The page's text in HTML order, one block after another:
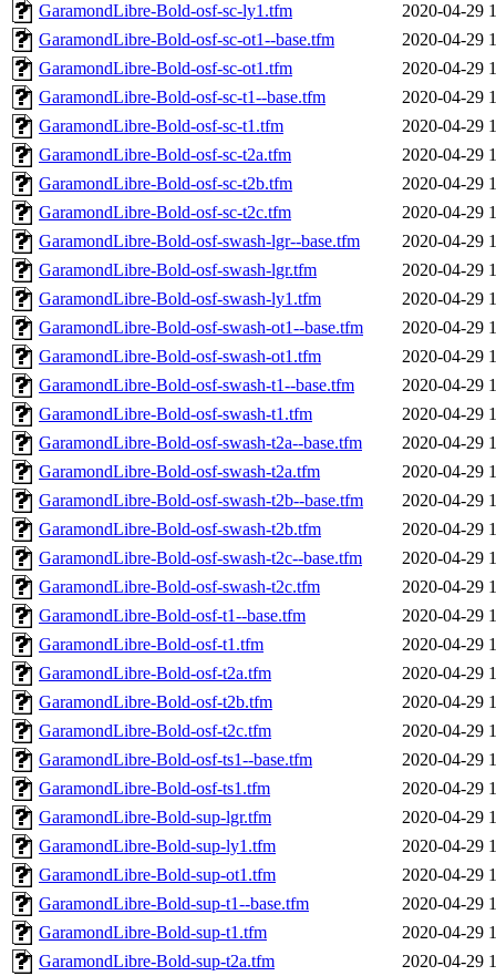
GaramondLibre-Bold-osf-sc-ly1.tfm
2020-04-29
GaramondLibre-Bold-osf-sc-ot1--base.tfm
2020-04-29
GaramondLibre-Bold-osf-sc-ot1.tfm
2020-04-29
GaramondLibre-Bold-osf-sc-t1--base.tfm
2020-04-29
GaramondLibre-Bold-osf-sc-t1.tfm
2020-04-29
GaramondLibre-Bold-osf-sc-t2a.tfm
2020-04-29
GaramondLibre-Bold-osf-sc-t2b.tfm
2020-04-29
GaramondLibre-Bold-osf-sc-t2c.tfm
2020-04-29
GaramondLibre-Bold-osf-swash-lgr--base.tfm
2020-04-29
GaramondLibre-Bold-osf-swash-lgr.tfm
2020-04-29
GaramondLibre-Bold-osf-swash-ly1.tfm
2020-04-29
GaramondLibre-Bold-osf-swash-ot1--base.tfm
2020-04-29
GaramondLibre-Bold-osf-swash-ot1.tfm
2020-04-29
GaramondLibre-Bold-osf-swash-t1--base.tfm
2020-04-29
GaramondLibre-Bold-osf-swash-t1.tfm
2020-04-29
GaramondLibre-Bold-osf-swash-t2a--base.tfm
2020-04-29
GaramondLibre-Bold-osf-swash-t2a.tfm
2020-04-29
GaramondLibre-Bold-osf-swash-t2b--base.tfm
2020-04-29
GaramondLibre-Bold-osf-swash-t2b.tfm
2020-04-29
GaramondLibre-Bold-osf-swash-t2c--base.tfm
2020-04-29
GaramondLibre-Bold-osf-swash-t2c.tfm
2020-04-29
GaramondLibre-Bold-osf-t1--base.tfm
2020-04-29
GaramondLibre-Bold-osf-t1.tfm
2020-04-29
GaramondLibre-Bold-osf-t2a.tfm
2020-04-29
GaramondLibre-Bold-osf-t2b.tfm
2020-04-29
GaramondLibre-Bold-osf-t2c.tfm
2020-04-29
GaramondLibre-Bold-osf-ts1--base.tfm
2020-04-29
GaramondLibre-Bold-osf-ts1.tfm
2020-04-29
GaramondLibre-Bold-sup-lgr.tfm
2020-04-29
GaramondLibre-Bold-sup-ly1.tfm
2020-04-29
GaramondLibre-Bold-sup-ot1.tfm
2020-04-29
GaramondLibre-Bold-sup-t1--base.tfm
2020-04-29
GaramondLibre-Bold-sup-t1.tfm
2020-04-29
GaramondLibre-Bold-sup-t2a.tfm
2020-04-29